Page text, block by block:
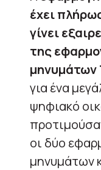
έχει
γίνει
της
μηνυμάτων
για ένα
ψηφιακό
οι δύο
μηνυμάτων